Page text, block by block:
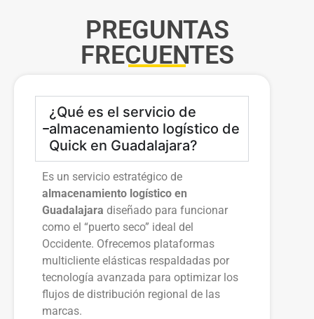
PREGUNTAS
FRECUENTES
¿Qué es el servicio de
almacenamiento logístico de
Quick en Guadalajara?
Es un servicio estratégico de
almacenamiento logístico en
Guadalajara diseñado para funcionar
como el “puerto seco” ideal del
Occidente. Ofrecemos plataformas
multicliente elásticas respaldadas por
tecnología avanzada para optimizar los
flujos de distribución regional de las
marcas.